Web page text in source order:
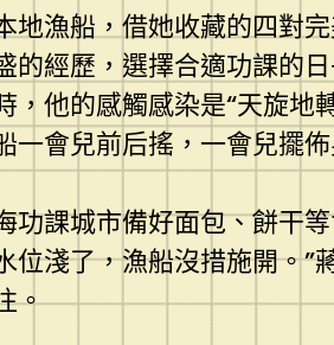
地漁船，借她收藏的四對
的經歷，選擇合適功課的
，他的感觸感染是“天旋
一會兒前后搖，一會兒擺
功課城市備好面包、餅干
位淺了，漁船沒措施開。
。